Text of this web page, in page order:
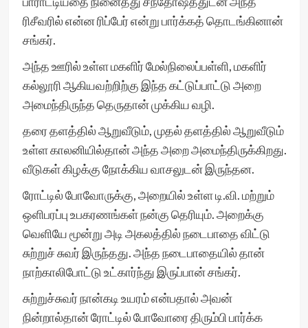
ரிசீவரில் என்ன ரிப்பேர் என்று பார்க்கத் தொடங்கினான்
சங்கர்.
அந்த ஊரில் உள்ள மகளிர் மேல்நிலைப்பள்ளி, மகளிர்
கல்லூரி ஆகியவற்றிற்கு இந்த கட்டுப்பாட்டு அறை
அமைந்திருந்த தெருதான் முக்கிய வழி.
தரை தளத்தில் ஆறுவீடும், முதல் தளத்தில் ஆறுவீடும்
உள்ள காலனியில்தான் அந்த அறை அமைந்திருக்கிறது.
வீடுகள் கிழக்கு நோக்கிய வாசலுடன் இருந்தன.
ரோட்டில் போவோருக்கு, அறையில் உள்ள டி.வி. மற்றும்
ஒளிபரப்பு உபகரணங்கள் நன்கு தெரியும். அறைக்கு
வெளியே மூன்று அடி அகலத்தில் நடைபாதை விட்டு
சுற்றுச் சுவர் இருந்தது. அந்த நடைபாதையில் தான்
நாற்காலிபோட்டு உட்கார்ந்து இருப்பான் சங்கர்.
சுற்றுச்சுவர் நான்கடி உயரம் என்பதால் அவன்
நின்றால்தான் ரோட்டில் போவோரை திரும்பி பார்க்க